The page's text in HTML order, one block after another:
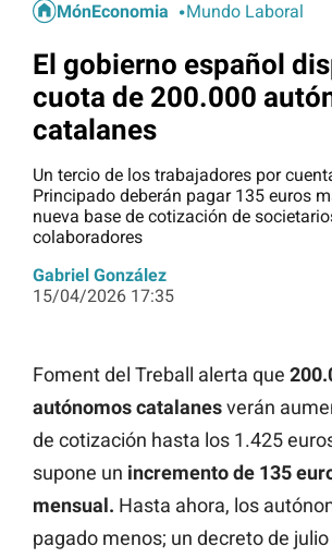
MónEconomia Mundo Laboral
El gobierno español
cuota de 200.000
catalanes
Un tercio de los trabajadores por
Principado deberán pagar 135 euros
nueva base de cotización de
colaboradores
Gabriel González
15/04/2026 17:35
Foment del Treball alerta que
autónomos catalanesverán
de cotización hasta los 1.425
supone un incremento de 135
mensual. Hasta ahora, los
pagado menos; un decreto de